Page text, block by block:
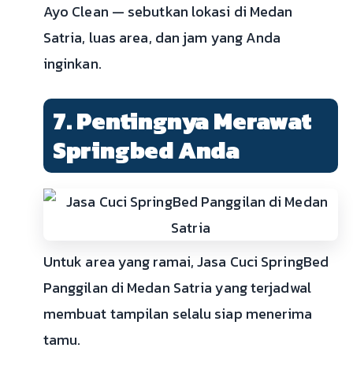
Ayo Clean — sebutkan lokasi di Medan
Satria, luas area, dan jam yang Anda
inginkan.
7. Pentingnya Merawat
Springbed Anda
Untuk area yang ramai, Jasa Cuci SpringBed
Panggilan di Medan Satria yang terjadwal
membuat tampilan selalu siap menerima
tamu.